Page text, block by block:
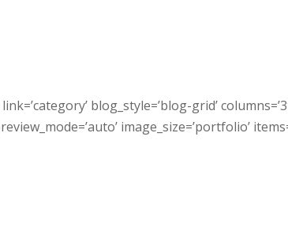
blog_style=’blog-grid’
image_size=’portfolio’